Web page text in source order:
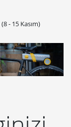
- 15 Kasım)